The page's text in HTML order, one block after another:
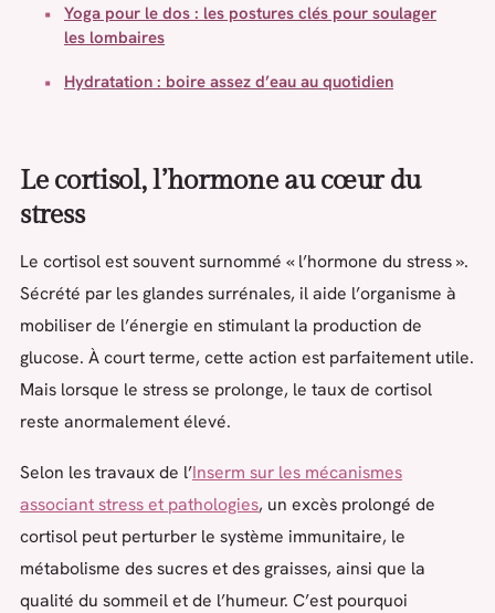
Yoga pour le dos : les postures clés pour soulager
les lombaires
Hydratation : boire assez d’eau au quotidien
Le cortisol, l’hormone au cœur du
stress
Le cortisol est souvent surnommé « l’hormone du stress ».
Sécrété par les glandes surrénales, il aide l’organisme à
mobiliser de l’énergie en stimulant la production de
glucose. À court terme, cette action est parfaitement utile.
Mais lorsque le stress se prolonge, le taux de cortisol
reste anormalement élevé.
Selon les travaux de l’Inserm sur les mécanismes
associant stress et pathologies, un excès prolongé de
cortisol peut perturber le système immunitaire, le
métabolisme des sucres et des graisses, ainsi que la
qualité du sommeil et de l’humeur. C’est pourquoi